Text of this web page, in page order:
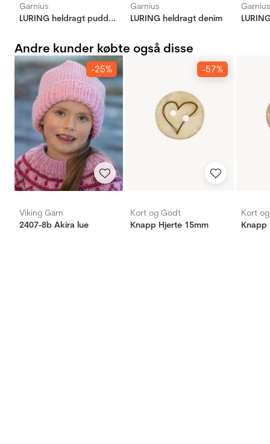
Garnius
LURING heldragt pudderrosa
Garnius
LURING heldragt denim
Garnius
Andre kunder købte også disse
-25%
Viking Garn
2407-8b Akira lue
-57%
Kort og Godt
Knapp Hjerte 15mm
Kort
Knapp